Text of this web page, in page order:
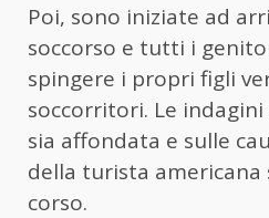
Poi, sono iniziate ad
soccorso e tutti i
spingere i propri figli
soccorritori. Le
sia affondata e sulle
della turista americana
corso.